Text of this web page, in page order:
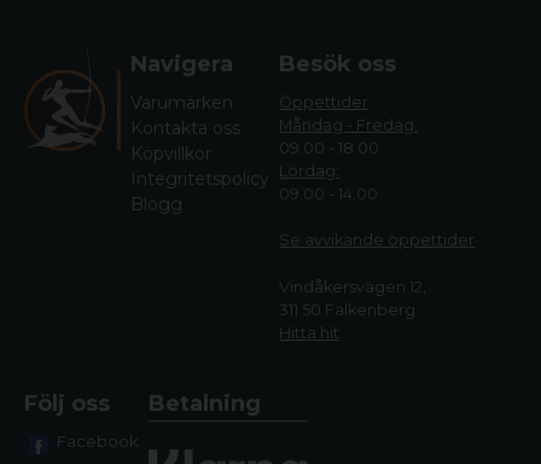
Hos oss hittar du allt från kläder, till vapen och utrustning
anpassade för de olika områdena så det är bara att välja och
vraka.
Vi har gott om personal som erhåller gedigen erfarenhet
inom både jakt och sportskytte och hjälper dig mer än gärna
att hitta rätt bland alla våra produkter - oavsett vad det är som
gäller.
Navigera
Varumärken
Kontakta oss
Köpvillkor
Integritetspolicy
Blogg
Besök oss
Öppettider
Måndag - Fredag:
09.00 - 18.00
Lördag:
09.00 - 14.00
Se avvikande öppettider
Vindåkersvägen 12,
311 50 Falkenberg
Hitta hit
Följ oss
Facebook
Betalning